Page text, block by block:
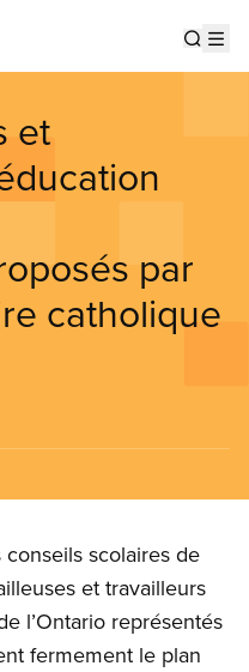
et
par
catholique
scolaires de
et travailleurs
l’Ontario représentés
fermement le plan